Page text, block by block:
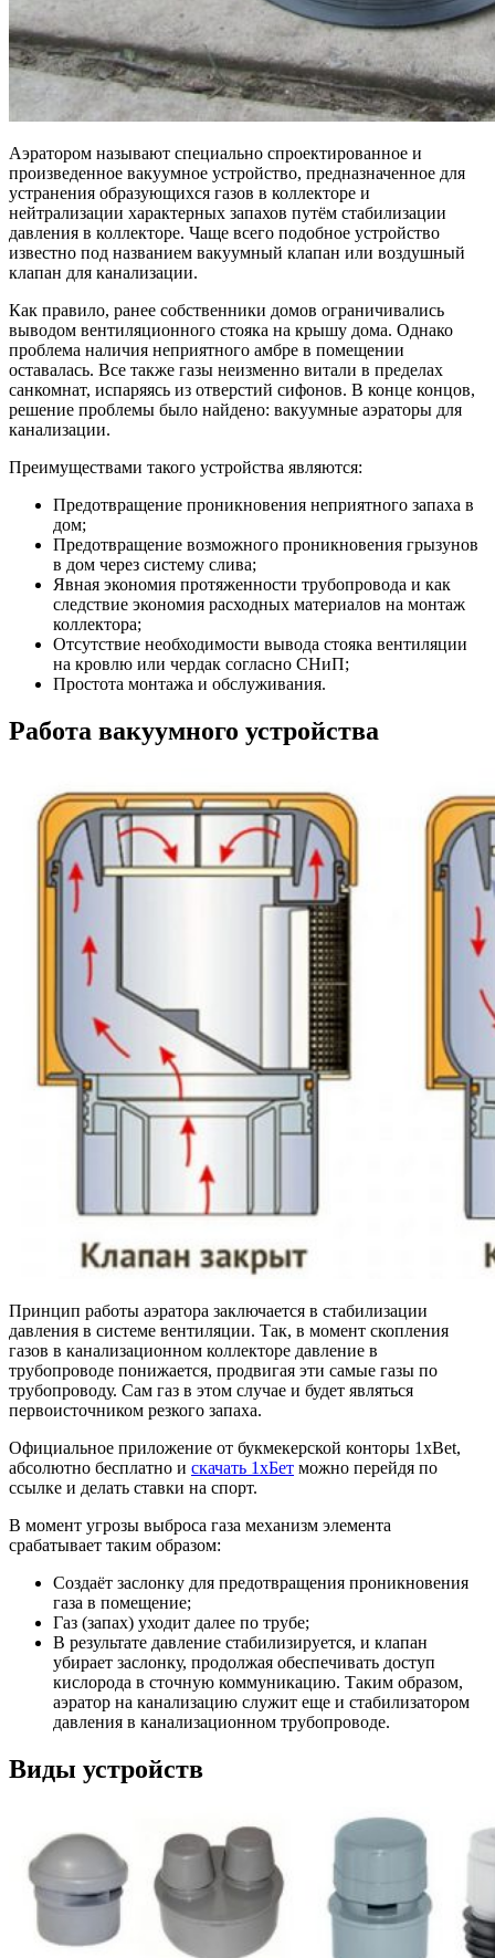
Аэратором называют специально спроектированное и
произведенное вакуумное устройство, предназначенное для
устранения образующихся газов в коллекторе и
нейтрализации характерных запахов путём стабилизации
давления в коллекторе. Чаще всего подобное устройство
известно под названием вакуумный клапан или воздушный
клапан для канализации.
Как правило, ранее собственники домов ограничивались
выводом вентиляционного стояка на крышу дома. Однако
проблема наличия неприятного амбре в помещении
оставалась. Все также газы неизменно витали в пределах
санкомнат, испаряясь из отверстий сифонов. В конце концов,
решение проблемы было найдено: вакуумные аэраторы для
канализации.
Преимуществами такого устройства являются:
Предотвращение проникновения неприятного запаха в
дом;
Предотвращение возможного проникновения грызунов
в дом через систему слива;
Явная экономия протяженности трубопровода и как
следствие экономия расходных материалов на монтаж
коллектора;
Отсутствие необходимости вывода стояка вентиляции
на кровлю или чердак согласно СНиП;
Простота монтажа и обслуживания.
Работа вакуумного устройства
Принцип работы аэратора заключается в стабилизации
давления в системе вентиляции. Так, в момент скопления
газов в канализационном коллекторе давление в
трубопроводе понижается, продвигая эти самые газы по
трубопроводу. Сам газ в этом случае и будет являться
первоисточником резкого запаха.
Официальное приложение от букмекерской конторы 1xBet,
абсолютно бесплатно и скачать 1хБет можно перейдя по
ссылке и делать ставки на спорт.
В момент угрозы выброса газа механизм элемента
срабатывает таким образом:
Создаёт заслонку для предотвращения проникновения
газа в помещение;
Газ (запах) уходит далее по трубе;
В результате давление стабилизируется, и клапан
убирает заслонку, продолжая обеспечивать доступ
кислорода в сточную коммуникацию. Таким образом,
аэратор на канализацию служит еще и стабилизатором
давления в канализационном трубопроводе.
Виды устройств